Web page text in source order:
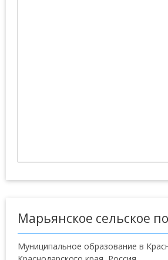
Марьянское сельское
Муниципальное образование в